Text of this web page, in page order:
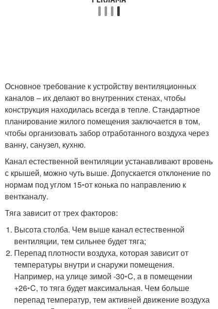
Основное требование к устройству вентиляционных
каналов – их делают во внутренних стенах, чтобы
конструкция находилась всегда в тепле. Стандартное
планирование жилого помещения заключается в том,
чтобы организовать забор отработанного воздуха через
ванну, санузел, кухню.
Канал естественной вентиляции устанавливают вровень
с крышей, можно чуть выше. Допускается отклонение по
нормам под углом 15◦от конька по направлению к
вентканалу.
Тяга зависит от трех факторов:
Высота столба. Чем выше канал естественной
вентиляции, тем сильнее будет тяга;
Перепад плотности воздуха, которая зависит от
температуры внутри и снаружи помещения.
Например, на улице зимой -30◦C, а в помещении
+26◦C, то тяга будет максимальная. Чем больше
перепад температур, тем активней движение воздуха